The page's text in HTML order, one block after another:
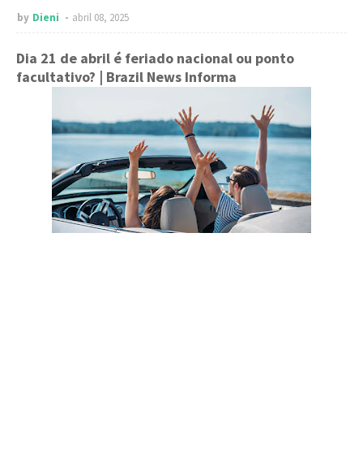
by Dieni abril 08, 2025
Dia 21 de abril é feriado nacional ou ponto
facultativo? | Brazil News Informa